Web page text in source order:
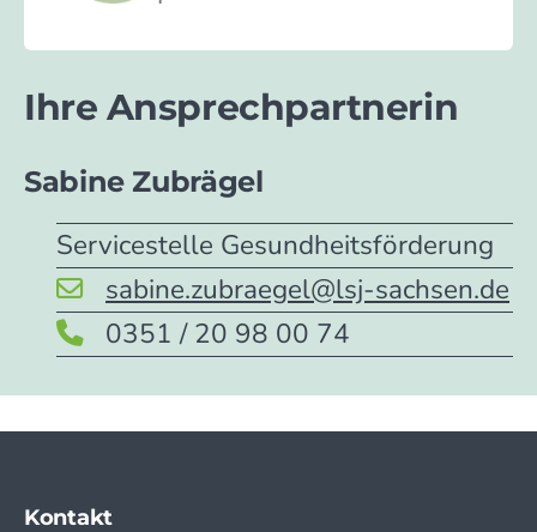
Ihre Ansprech­partnerin
Sabine Zubrägel
Servicestelle Gesundheitsförderung
sabine.zubraegel@lsj-sachsen.de
0351 / 20 98 00 74
Kontakt